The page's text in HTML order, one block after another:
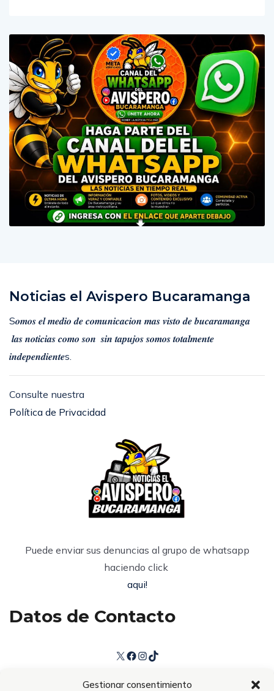
Gestionar consentimiento
Noticias el Avispero Bucaramanga
S𝒐𝒎𝒐𝒔 𝒆𝒍 𝒎𝒆𝒅𝒊𝒐 𝒅𝒆 𝒄𝒐𝒎𝒖𝒏𝒊𝒄𝒂𝒄𝒊𝒐𝒏 𝒎𝒂𝒔 𝒗𝒊𝒔𝒕𝒐 𝒅𝒆 𝒃𝒖𝒄𝒂𝒓𝒂𝒎𝒂𝒏𝒈𝒂
𝒍𝒂𝒔 𝒏𝒐𝒕𝒊𝒄𝒊𝒂𝒔 𝒄𝒐𝒎𝒐 𝒔𝒐𝒏 𝒔𝒊𝒏 𝒕𝒂𝒑𝒖𝒋𝒐𝒔 𝒔𝒐𝒎𝒐𝒔 𝒕𝒐𝒕𝒂𝒍𝒎𝒆𝒏𝒕𝒆
𝒊𝒏𝒅𝒆𝒑𝒆𝒏𝒅𝒊𝒆𝒏𝒕𝒆s.
Consulte nuestra
Política de Privacidad
Puede enviar sus denuncias al grupo de whatsapp
haciendo click
aqui!
Datos de Contacto